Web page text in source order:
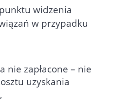
widzenia
w przypadku
nie zapłacone – nie
uzyskania